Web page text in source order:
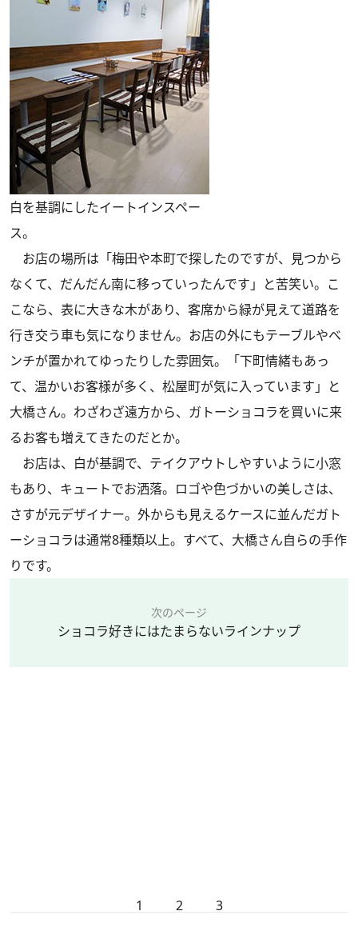
白を基調にしたイートインスペー
ス。
お店の場所は「梅田や本町で探したのですが、見つから
なくて、だんだん南に移っていったんです」と苦笑い。こ
こなら、表に大きな木があり、客席から緑が見えて道路を
行き交う車も気になりません。お店の外にもテーブルやベ
ンチが置かれてゆったりした雰囲気。「下町情緒もあっ
て、温かいお客様が多く、松屋町が気に入っています」と
大橋さん。わざわざ遠方から、ガトーショコラを買いに来
るお客も増えてきたのだとか。
お店は、白が基調で、テイクアウトしやすいように小窓
もあり、キュートでお洒落。ロゴや色づかいの美しさは、
さすが元デザイナー。外からも見えるケースに並んだガト
ーショコラは通常8種類以上。すべて、大橋さん自らの手作
りです。
次のページ
ショコラ好きにはたまらないラインナップ
1 2 3